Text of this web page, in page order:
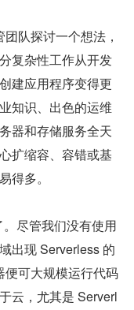
队探讨一个想法，
复杂性工作从开发
建应用程序变得更
知识、出色的运维
器和存储服务全天
扩缩容、容错或基
得多。
尽管我们没有使用
出现 Serverless 的
可大规模运行代码
云，尤其是 Serverl